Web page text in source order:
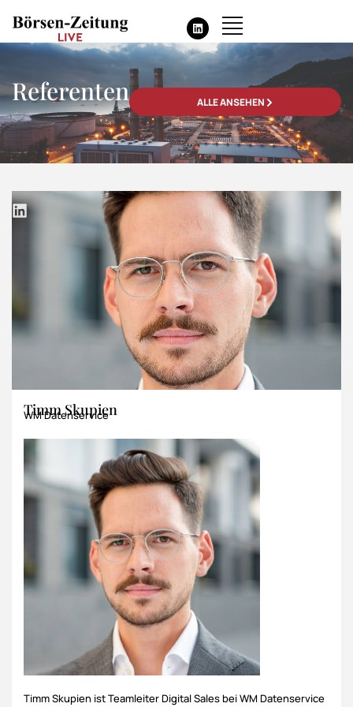
Referenten ALLE ANSEHEN
Timm Skupien
WM Datenservice
Timm Skupien ist Teamleiter Digital Sales bei WM Datenservice